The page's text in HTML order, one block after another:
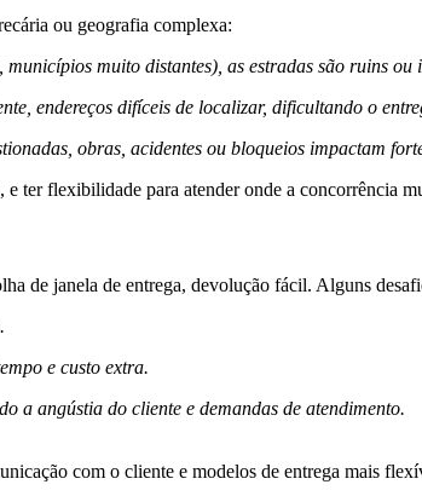
ou geografia complexa:
muito distantes), as estradas são ruins ou
endereços difíceis de localizar, dificultando o
obras, acidentes ou bloqueios impactam
ter flexibilidade para atender onde a concorrência
de janela de entrega, devolução fácil. Alguns
e custo extra.
a angústia do cliente e demandas de atendimento.
com o cliente e modelos de entrega mais